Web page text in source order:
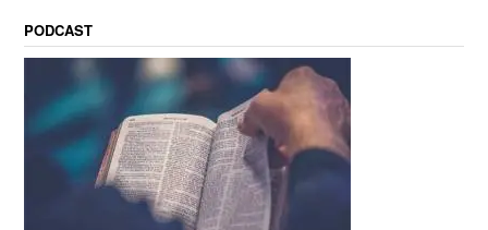
PODCAST